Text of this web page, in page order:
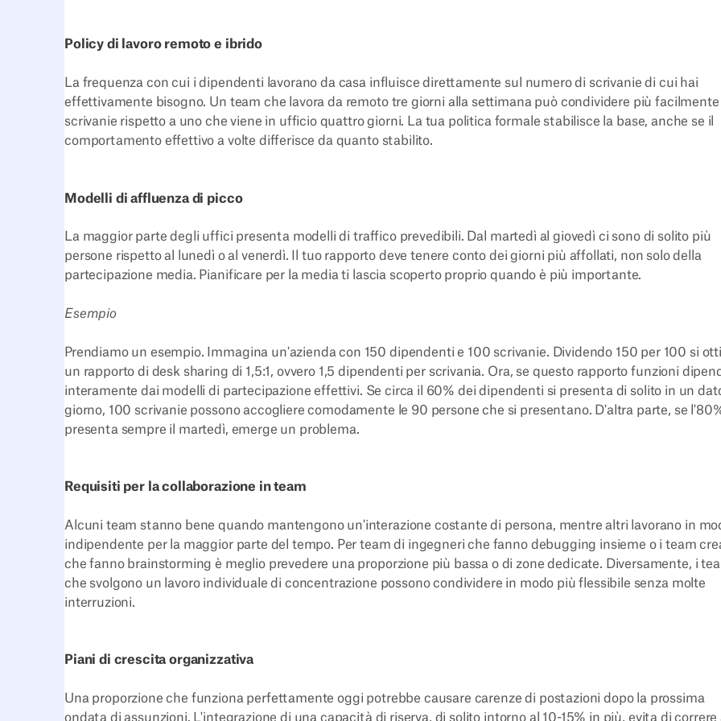
Policy di lavoro remoto e ibrido
La frequenza con cui i dipendenti lavorano da casa influisce direttamente sul numero di scrivanie di cui hai
effettivamente bisogno. Un team che lavora da remoto tre giorni alla settimana può condividere più facilmente
scrivanie rispetto a uno che viene in ufficio quattro giorni. La tua politica formale stabilisce la base, anche se il
comportamento effettivo a volte differisce da quanto stabilito.
Modelli di affluenza di picco
La maggior parte degli uffici presenta modelli di traffico prevedibili. Dal martedì al giovedì ci sono di solito più
persone rispetto al lunedì o al venerdì. Il tuo rapporto deve tenere conto dei giorni più affollati, non solo della
partecipazione media. Pianificare per la media ti lascia scoperto proprio quando è più importante.
Esempio
Prendiamo un esempio. Immagina un'azienda con 150 dipendenti e 100 scrivanie. Dividendo 150 per 100 si
un rapporto di desk sharing di 1,5:1, ovvero 1,5 dipendenti per scrivania. Ora, se questo rapporto funzioni
interamente dai modelli di partecipazione effettivi. Se circa il 60% dei dipendenti si presenta di solito in un
giorno, 100 scrivanie possono accogliere comodamente le 90 persone che si presentano. D'altra parte, se
presenta sempre il martedì, emerge un problema.
Requisiti per la collaborazione in team
Alcuni team stanno bene quando mantengono un'interazione costante di persona, mentre altri lavorano in
indipendente per la maggior parte del tempo. Per team di ingegneri che fanno debugging insieme o i team
che fanno brainstorming è meglio prevedere una proporzione più bassa o di zone dedicate. Diversamente, i
che svolgono un lavoro individuale di concentrazione possono condividere in modo più flessibile senza molte
interruzioni.
Piani di crescita organizzativa
Una proporzione che funziona perfettamente oggi potrebbe causare carenze di postazioni dopo la prossima
ondata di assunzioni. L'integrazione di una capacità di riserva, di solito intorno al 10-15% in più, evita di correre